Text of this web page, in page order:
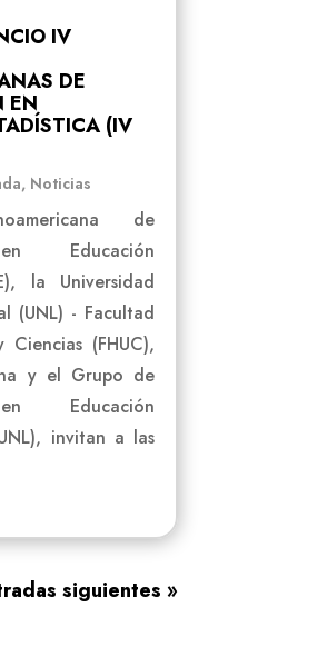
IV
DE
EN
(IV
, Noticias
de
Educación
la Universidad
(UNL) - Facultad
(FHUC),
y el Grupo de
Educación
invitan a las
siguientes »